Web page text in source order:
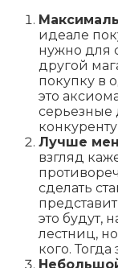
идеале
нужно для
другой
покупку в
это
серьезные
Лучше
взгляд
сделать
это будут,
лестниц,
кого. Тогда